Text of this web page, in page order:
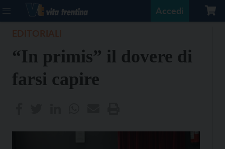
Accedi
“In primis” il dovere di
farsi capire